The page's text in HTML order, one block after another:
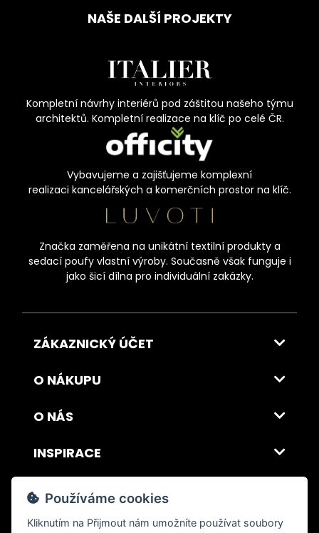
NAŠE DALŠÍ PROJEKTY
Kompletní návrhy interiérů pod záštitou našeho týmu
architektů. Kompletní realizace na klíč po celé ČR.
Vybavujeme a zajišťujeme komplexní
realizaci kancelářských a komerčních prostor na klíč.
Značka zaměřena na unikátní textilní produkty a
sedací poufy vlastní výroby. Současně však funguje i
jako šicí dílna pro individuální zakázky.
ZÁKAZNICKÝ ÚČET
O NÁKUPU
O NÁS
INSPIRACE
DOPRAVA A PLATBA
Používáme cookies
Kliknutím na Přijmout nám umožníte používat soubory